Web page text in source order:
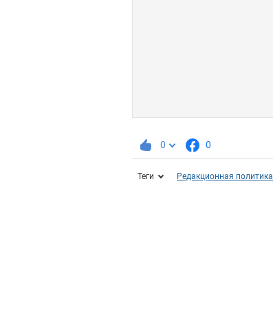
0 0
Теги Редакционная политика